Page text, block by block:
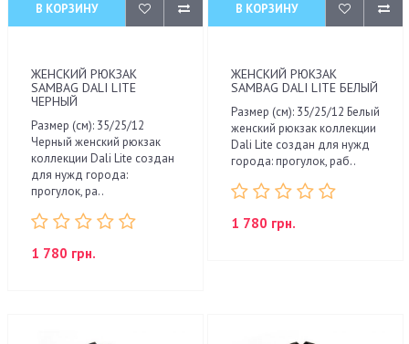
В КОРЗИНУ
ЖЕНСКИЙ РЮКЗАК
SAMBAG DALI LITE
ЧЕРНЫЙ
Размер (см): 35/25/12
Черный женский рюкзак
коллекции Dali Lite создан
для нужд города:
прогулок, ра..
1 780 грн.
В КОРЗИНУ
ЖЕНСКИЙ РЮКЗАК
SAMBAG DALI LITE БЕЛЫЙ
Размер (см): 35/25/12 Белый
женский рюкзак коллекции
Dali Lite создан для нужд
города: прогулок, раб..
1 780 грн.